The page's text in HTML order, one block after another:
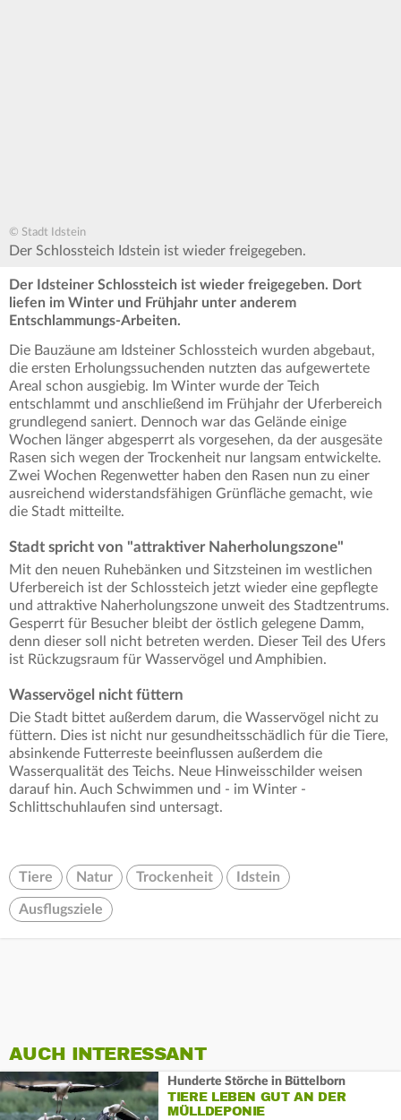
© Stadt Idstein
Der Schlossteich Idstein ist wieder freigegeben.
Der Idsteiner Schlossteich ist wieder freigegeben. Dort
liefen im Winter und Frühjahr unter anderem
Entschlammungs-Arbeiten.
Die Bauzäune am Idsteiner Schlossteich wurden abgebaut,
die ersten Erholungssuchenden nutzten das aufgewertete
Areal schon ausgiebig. Im Winter wurde der Teich
entschlammt und anschließend im Frühjahr der Uferbereich
grundlegend saniert. Dennoch war das Gelände einige
Wochen länger abgesperrt als vorgesehen, da der ausgesäte
Rasen sich wegen der Trockenheit nur langsam entwickelte.
Zwei Wochen Regenwetter haben den Rasen nun zu einer
ausreichend widerstandsfähigen Grünfläche gemacht, wie
die Stadt mitteilte.
Stadt spricht von "attraktiver Naherholungszone"
Mit den neuen Ruhebänken und Sitzsteinen im westlichen
Uferbereich ist der Schlossteich jetzt wieder eine gepflegte
und attraktive Naherholungszone unweit des Stadtzentrums.
Gesperrt für Besucher bleibt der östlich gelegene Damm,
denn dieser soll nicht betreten werden. Dieser Teil des Ufers
ist Rückzugsraum für Wasservögel und Amphibien.
Wasservögel nicht füttern
Die Stadt bittet außerdem darum, die Wasservögel nicht zu
füttern. Dies ist nicht nur gesundheitsschädlich für die Tiere,
absinkende Futterreste beeinflussen außerdem die
Wasserqualität des Teichs. Neue Hinweisschilder weisen
darauf hin. Auch Schwimmen und - im Winter -
Schlittschuhlaufen sind untersagt.
Tiere Natur Trockenheit Idstein
Ausflugsziele
AUCH INTERESSANT
Hunderte Störche in Büttelborn
TIERE LEBEN GUT AN DER
MÜLLDEPONIE